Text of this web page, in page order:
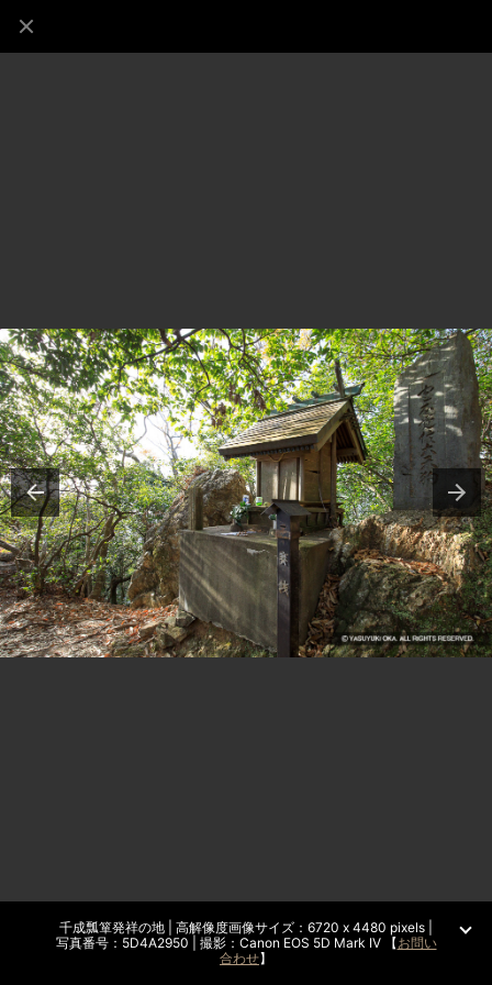
千成瓢箪発祥の地 | 高解像度画像サイズ：6720 x 4480 pixels |
写真番号：5D4A2950 | 撮影：Canon EOS 5D Mark IV 【お問い
合わせ】